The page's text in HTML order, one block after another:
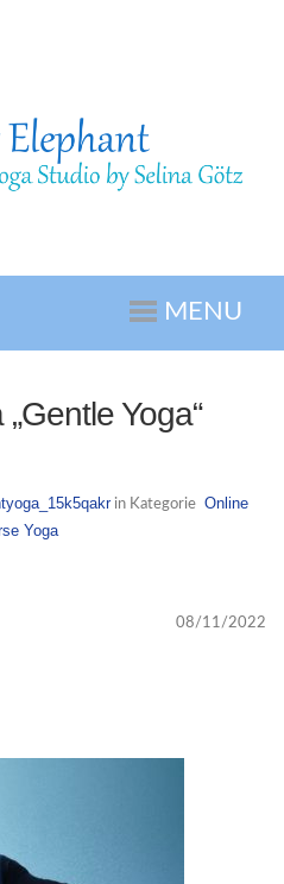
MENU
Yoga“
in Kategorie Online
Yoga
08/11/2022